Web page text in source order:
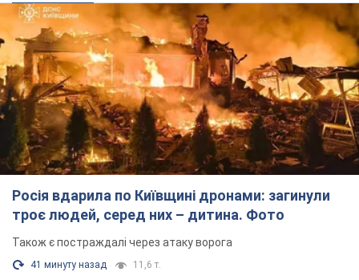
Росія вдарила по Київщині дронами: загинули
троє людей, серед них – дитина. Фото
Також є постраждалі через атаку ворога
41 минуту назад 11,6 т.